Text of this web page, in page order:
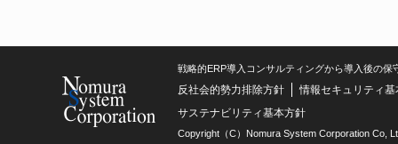
戦略的ERP導入コンサルティングから導入後の
反社会的勢力排除方針
情報セキュリティ基
サステナビリティ基本方針
Copyright（C）Nomura System Corporation Co,